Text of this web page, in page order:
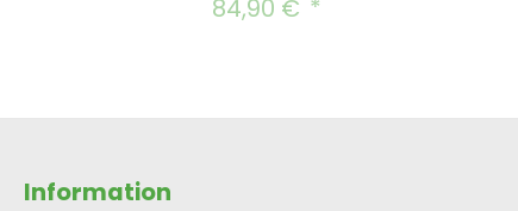
Regulärer Preis:
84,90 €
Information